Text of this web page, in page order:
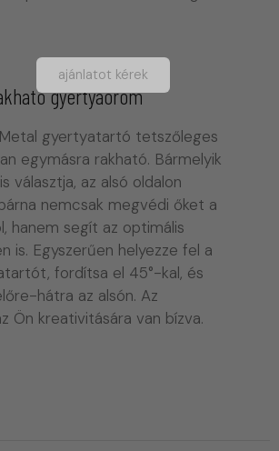
gyertyaöröm
gyertyatartó tetszőleges
egymásra rakható. Bármelyik
választja, az alsó oldalon
nemcsak megvédi őket a
hanem segít az optimális
is. Egyszerűen helyezze fel a
fordítsa el 45°-kal, és
hátra az alsón. Az
Ön kreativitására van bízva.
ajánlatot kérek